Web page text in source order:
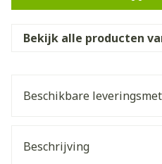
Bekijk alle producten
Beschikbare
Beschrijving